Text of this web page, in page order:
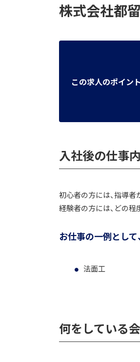
株式会社都
この求人のポイント
入社後の仕事
初心者の方には、指導
経験者の方には、どの
お仕事の一例として
法面工
何をしている